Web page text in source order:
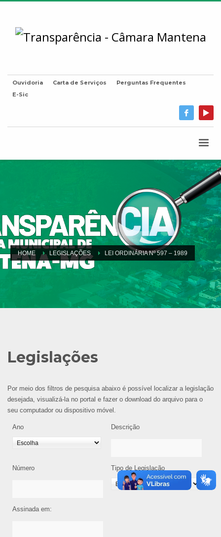
Ouvidoria Carta de Serviços
Perguntas Frequentes
E-Sic
HOME LEGISLAÇÕES LEI ORDINÁRIA Nº 597 – 1989
Legislações
Por meio dos filtros de pesquisa abaixo é possível localizar a legislação
desejada, visualizá-la no portal e fazer o download do arquivo para o
seu computador ou dispositivo móvel.
Ano Descrição
Número Tipo de Legislação
Assinada em: